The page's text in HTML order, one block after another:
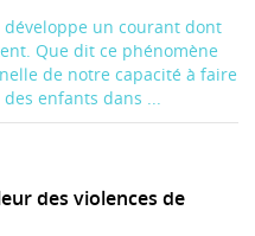
développe un courant dont
Que dit ce phénomène
de notre capacité à faire
enfants dans ...
des violences de